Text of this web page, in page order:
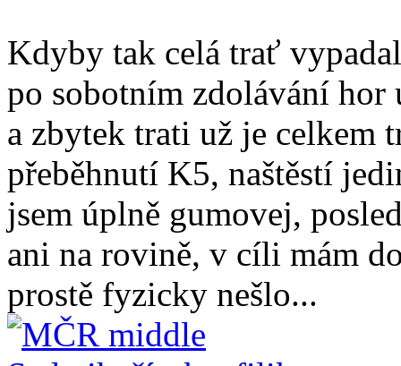
Kdyby tak celá trať
po sobotním zdolávání hor
a zbytek trati už je celkem
přeběhnutí K5, naštěstí
jsem úplně gumovej,
ani na rovině, v cíli mám
prostě fyzicky nešlo...